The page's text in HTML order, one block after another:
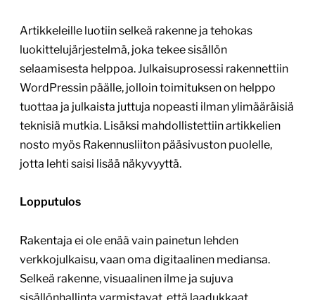
Artikkeleille luotiin selkeä rakenne ja tehokas
luokittelujärjestelmä, joka tekee sisällön
selaamisesta helppoa. Julkaisuprosessi rakennettiin
WordPressin päälle, jolloin toimituksen on helppo
tuottaa ja julkaista juttuja nopeasti ilman ylimääräisiä
teknisiä mutkia. Lisäksi mahdollistettiin artikkelien
nosto myös Rakennusliiton pääsivuston puolelle,
jotta lehti saisi lisää näkyvyyttä.
Lopputulos
Rakentaja ei ole enää vain painetun lehden
verkkojulkaisu, vaan oma digitaalinen mediansa.
Selkeä rakenne, visuaalinen ilme ja sujuva